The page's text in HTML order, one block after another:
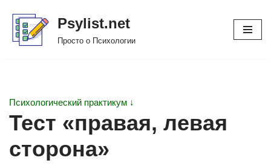
Перейти
Psylist.net
Просто о Психологии
Психологический практикум ↓
Тест «правая, левая
сторона»